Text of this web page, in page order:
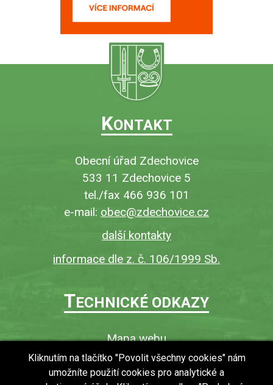
KONTAKT
Obecní úřad Zdechovice
533 11 Zdechovice 5
tel./fax 466 936 101
e-mail: obec@zdechovice.cz
další kontakty
informace dle z. č. 106/1999 Sb.
TECHNICKÉ ODKAZY
Mapa webu
O webu
Povinně zveřejňované informace
Kliknutím na tlačítko "Povolit všechny cookies" nám
umožníte použití cookies pro analytické a